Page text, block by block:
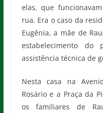
elas, que
rua. Era o caso da
Eugênia, a mãe de
estabelecimento
assistência técnica de
Nesta casa na
Rosário e a Praça da
os familiares de